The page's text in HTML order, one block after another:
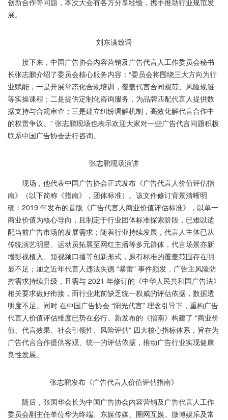
创新合作等问题，本次大会有各方分享经验，携手推动行业规范发
展。
刘东满致词
接下来，中国广告协会内容营销及广告代言人工作委员会秘书
长张志鹏介绍了委员会核心服务内容：“委员会将围绕三大方向为行
业赋能，一是开展常态化合规培训，覆盖代言合同规范、风险规避
等实操课程；二是提供定制化咨询服务，为品牌匹配代言人提供数
据支持与合规审查；三是建立纠纷调解机制，高效化解代言合作中
的权责争议。” 张志鹏现场也表示欢迎大家对一些广告代言问题积极
联系中国广告协会进行咨询。
张志鹏现场演讲
现场，他代表中国广告协会正式发布《广告代言人价值评估指
南》（以下简称《指南》，团体标准）。该文件修订背景清晰明
确：2019 年发布的首版《广告代言人商业价值评估标准》，以单一
商业价值为核心导向，且制定于行业团体标准探索阶段，已难以适
配当前广告市场的发展需求；随着行业持续发展，代言人主体已从
传统演艺明星、运动员拓展至网红主播等多元群体，代言场景亦新
增影视植入、短视频口播等创新形式，原有标准的覆盖范围存在明
显不足；加之近年代言人违法失德 “暴雷” 事件频发，广告主风险防
控需求持续升级，且需与 2021 年修订的《中华人民共和国广告法》
相关要求做好衔接，而行业此前缺乏统一权威的评估依据，数据透
明度不足。同时 在中国广告协会 “阳光代言” 理念引导下，重构广告
代言人价值评估维度已势在必行。新发布的《指南》构建了 “商业价
值、代言效果、社会引领性、风险评估” 四大核心指标体系，旨在为
广告代言合作提供客观、统一的评估依据，推动广告行业实现健康
良性发展。
张志鹏发布《广告代言人价值评估指南》
随后，张国华会长为中国广告协会内容营销及广告代言人工作
委员会副主任单位华为终端、东娱传媒、圈网互娱、微博娱乐及常